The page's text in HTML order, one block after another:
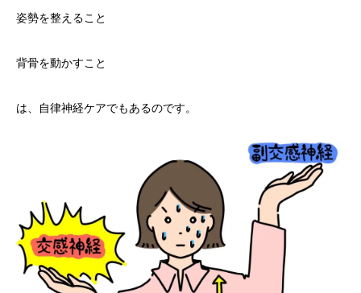
姿勢を整えること
背骨を動かすこと
は、自律神経ケアでもあるのです。